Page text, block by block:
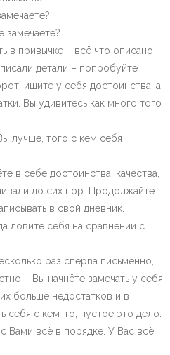
замечаете?
в привычке – всё что описано
детали – попробуйте
ищите у себя достоинства, а
Вы удивитесь как много того
лучше, того с кем себя
в себе достоинства, качества,
до сих пор. Продолжайте
в свой дневник.
ловите себя на сравнении с
раз сперва письменно,
– Вы начнёте замечать у себя
больше недостатков и в
себя с кем-то, пустое это дело.
Вами всё в порядке. У Вас всё